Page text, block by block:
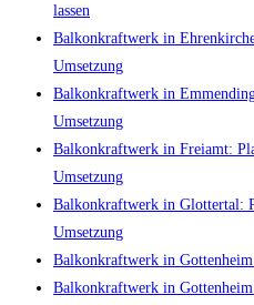
lassen
Balkonkraftwerk in
Umsetzung
Balkonkraftwerk in
Umsetzung
Balkonkraftwerk in Freiamt:
Umsetzung
Balkonkraftwerk in Glottertal:
Umsetzung
Balkonkraftwerk in Gottenheim
Balkonkraftwerk in Gottenheim